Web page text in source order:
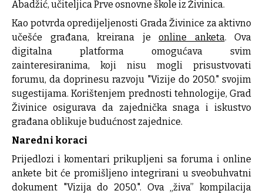
Abadžić, učiteljica Prve osnovne škole iz Živinica.
Kao potvrda opredijeljenosti Grada Živinice za aktivno
učešće građana, kreirana je online anketa. Ova
digitalna platforma omogućava svim
zainteresiranima, koji nisu mogli prisustvovati
forumu, da doprinesu razvoju "Vizije do 2050." svojim
sugestijama. Korištenjem prednosti tehnologije, Grad
Živinice osigurava da zajednička snaga i iskustvo
građana oblikuje budućnost zajednice.
Naredni koraci
Prijedlozi i komentari prikupljeni sa foruma i online
ankete bit će promišljeno integrirani u sveobuhvatni
dokument "Vizija do 2050.". Ova „živa” kompilacija